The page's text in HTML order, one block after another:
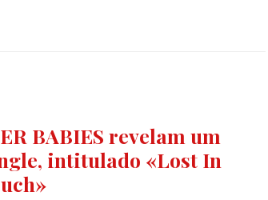
BABIES revelam um
intitulado «Lost In